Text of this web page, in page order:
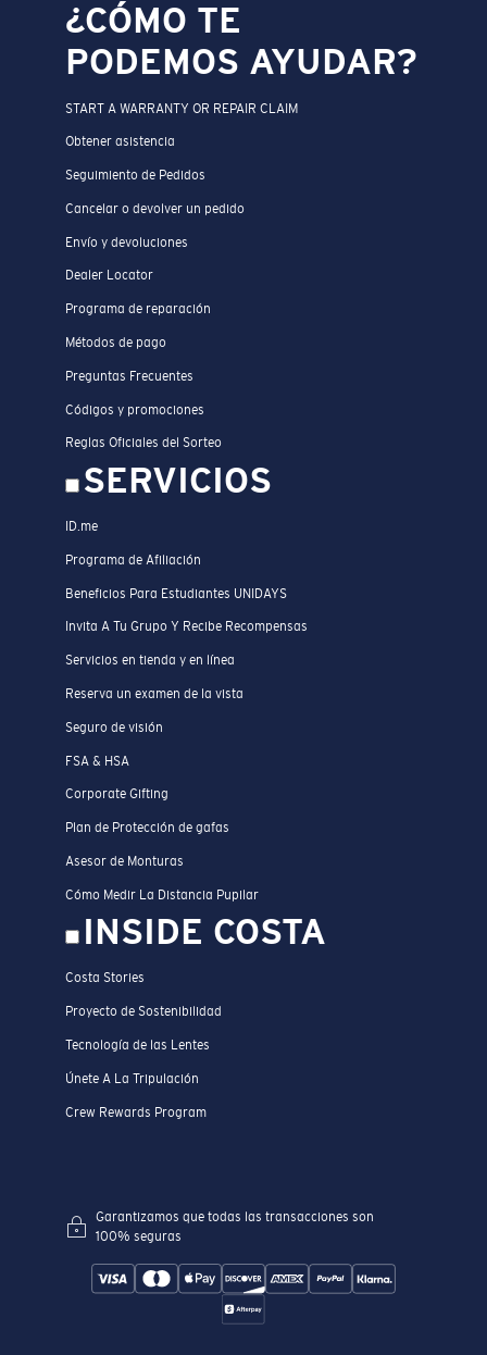
¿CÓMO TE
PODEMOS AYUDAR?
START A WARRANTY OR REPAIR CLAIM
Obtener asistencia
Seguimiento de Pedidos
Cancelar o devolver un pedido
Envío y devoluciones
Dealer Locator
Programa de reparación
Métodos de pago
Preguntas Frecuentes
Códigos y promociones
Reglas Oficiales del Sorteo
SERVICIOS
ID.me
Programa de Afiliación
Beneficios Para Estudiantes UNIDAYS
Invita A Tu Grupo Y Recibe Recompensas
Servicios en tienda y en línea
Reserva un examen de la vista
Seguro de visión
FSA & HSA
Corporate Gifting
Plan de Protección de gafas
Asesor de Monturas
Cómo Medir La Distancia Pupilar
INSIDE COSTA
Costa Stories
Proyecto de Sostenibilidad
Tecnología de las Lentes
Únete A La Tripulación
Crew Rewards Program
Garantizamos que todas las transacciones son
100% seguras